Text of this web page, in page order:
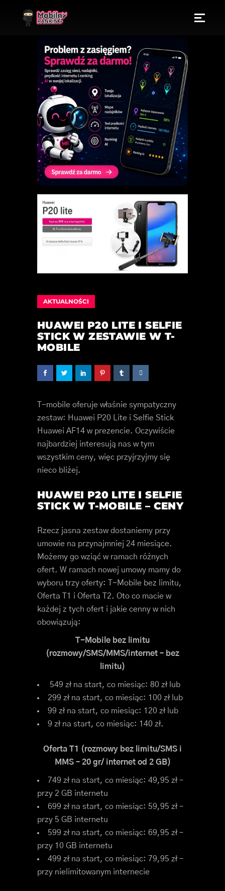
AKTUALNOŚCI
HUAWEI P20 LITE I SELFIE
STICK W ZESTAWIE W T-
MOBILE
T-mobile oferuje właśnie sympatyczny
zestaw: Huawei P20 Lite i Selfie Stick
Huawei AF14 w prezencie. Oczywiście
najbardziej interesują nas w tym
wszystkim ceny, więc przyjrzyjmy się
nieco bliżej.
HUAWEI P20 LITE I SELFIE
STICK W T-MOBILE – CENY
Rzecz jasna zestaw dostaniemy przy
umowie na przynajmniej 24 miesiące.
Możemy go wziąć w ramach różnych
ofert. W ramach nowej umowy mamy do
wyboru trzy oferty: T-Mobile bez limitu,
Oferta T1 i Oferta T2. Oto co macie w
każdej z tych ofert i jakie cenny w nich
obowiązują:
T-Mobile bez limitu
(rozmowy/SMS/MMS/internet – bez
limitu)
549 zł na start, co miesiąc: 80 zł lub
299 zł na start, co miesiąc: 100 zł lub
99 zł na start, co miesiąc: 120 zł lub
9 zł na start, co miesiąc: 140 zł.
Oferta T1 (rozmowy bez limitu/SMS i
MMS – 20 gr/ internet od 2 GB)
749 zł na start, co miesiąc: 49,95 zł –
przy 2 GB internetu
699 zł na start, co miesiąc: 59,95 zł –
przy 5 GB internetu
599 zł na start, co miesiąc: 69,95 zł –
przy 10 GB internetu
499 zł na start, co miesiąc: 79,95 zł –
przy nielimitowanym internecie